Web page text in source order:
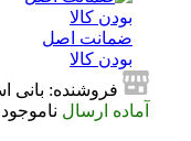
ضمانت اصل
بودن کالا
فروشنده: بانی اسپرت
آماده ارسال ناموجود